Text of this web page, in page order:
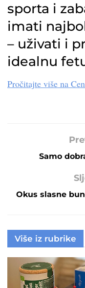
sporta i
imati
– uživati i
idealnu
Pročitajte više na
Samo
Okus slasne
Više iz rubrike